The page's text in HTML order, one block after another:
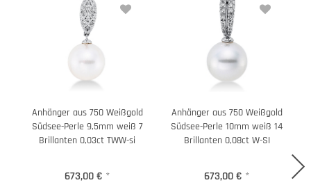
Anhänger aus 750 Weißgold
Südsee-Perle 9,5mm weiß 7
Brillanten 0,03ct TWW-si
673,00 € *
Anhänger aus 750 Weißgold
Südsee-Perle 10mm weiß 14
Brillanten 0,08ct W-SI
673,00 € *